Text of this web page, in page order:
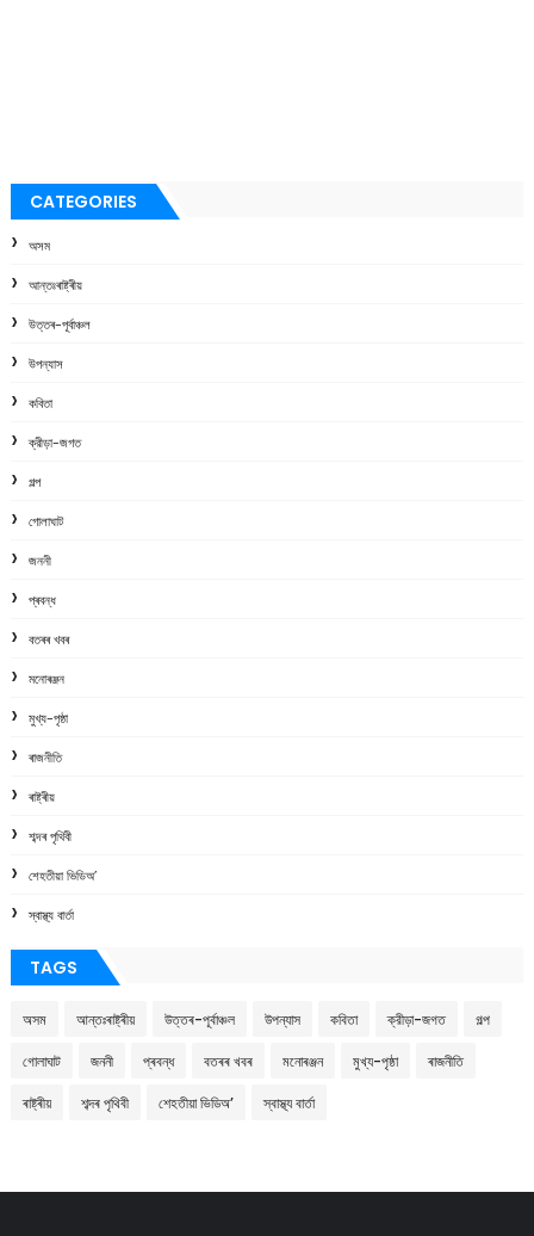
CATEGORIES
অসম
আন্তঃৰাষ্ট্ৰীয়
উত্তৰ-পূৰ্বাঞ্চল
উপন্যাস
কবিতা
ক্রীড়া-জগত
গল্প
গোলাঘাট
জননী
প্ৰবন্ধ
বতৰৰ খবৰ
মনোৰঞ্জন
মুখ্য-পৃষ্ঠা
ৰাজনীতি
ৰাষ্ট্ৰীয়
শব্দৰ পৃথিবী
শেহতীয়া ভিডিঅ’
স্বাস্থ্য বাৰ্তা
TAGS
অসম আন্তঃৰাষ্ট্ৰীয় উত্তৰ-পূৰ্বাঞ্চল উপন্যাস কবিতা ক্রীড়া-জগত গল্প
গোলাঘাট জননী প্ৰবন্ধ বতৰৰ খবৰ মনোৰঞ্জন মুখ্য-পৃষ্ঠা ৰাজনীতি
ৰাষ্ট্ৰীয় শব্দৰ পৃথিবী শেহতীয়া ভিডিঅ’ স্বাস্থ্য বাৰ্তা